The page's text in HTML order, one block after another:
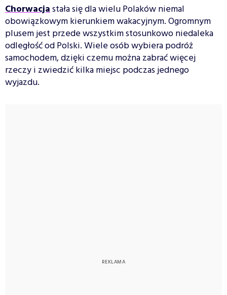
Chorwacjastała się dla wielu Polaków niemal
obowiązkowym kierunkiem wakacyjnym. Ogromnym
plusem jest przede wszystkim stosunkowo niedaleka
odległość od Polski. Wiele osób wybiera podróż
samochodem, dzięki czemu można zabrać więcej
rzeczy i zwiedzić kilka miejsc podczas jednego
wyjazdu.